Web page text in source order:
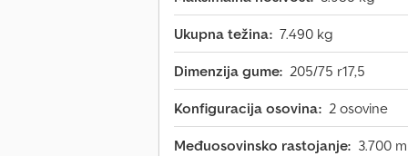
Ukupna težina: 7.490 kg
Dimenzija gume: 205/75 r17,5
Konfiguracija osovina: 2 osovine
Međuosovinsko rastojanje: 3.700